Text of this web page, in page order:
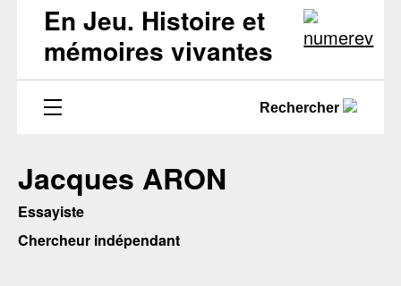
En Jeu. Histoire et
mémoires vivantes
Rechercher
Jacques ARON
Essayiste
Chercheur indépendant